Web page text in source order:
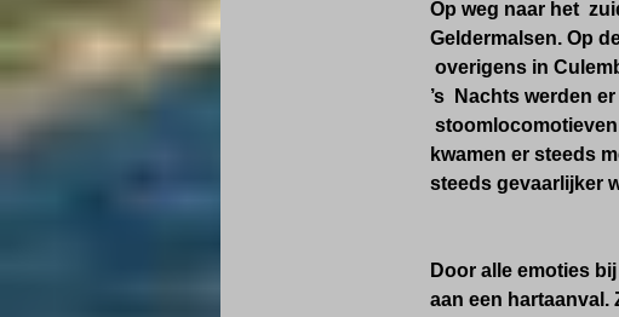
Op weg naar het
Geldermalsen. Op
overigens in
’s Nachts werden
kwamen er steeds
steeds gevaarlijker
Door alle emoties
aan een